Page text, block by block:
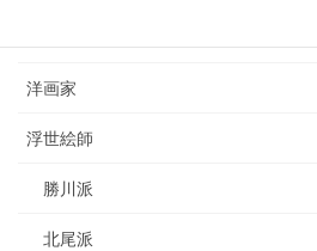
洋画家
浮世絵師
勝川派
北尾派